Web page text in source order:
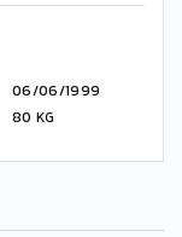
06/06/1999
80 KG